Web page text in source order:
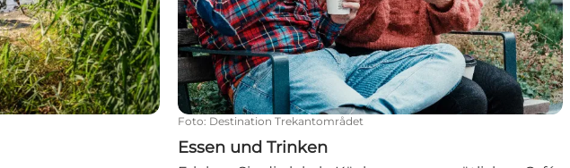
Foto: Destination Trekantområdet
Essen und Trinken